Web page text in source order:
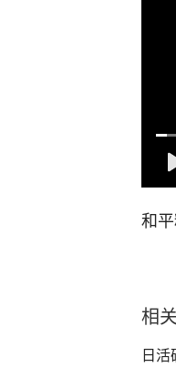
和
相
日活